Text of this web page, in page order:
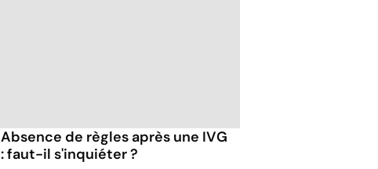
Absence de règles après une IVG
: faut-il s'inquiéter ?